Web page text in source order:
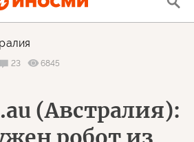
23
6845
(Австралия):